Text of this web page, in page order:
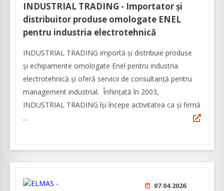
INDUSTRIAL TRADING - Importator și
distribuitor produse omologate ENEL
pentru industria electrotehnică
INDUSTRIAL TRADING importă și distribuie produse
și echipamente omologate Enel pentru industria
electrotehnică și oferă servicii de consultanță pentru
management industrial. Înfiinţată în 2003,
INDUSTRIAL TRADING îşi începe activitatea ca şi firmă
...
07.04.2026